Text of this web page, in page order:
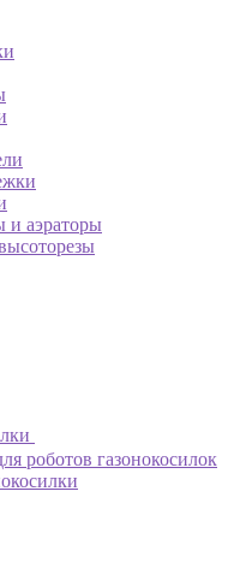
и аэраторы
роботов газонокосилок